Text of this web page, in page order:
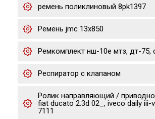
ремень поликлиновый 8pk1397
Ремень jmc 13х850
Ремкомплект нш-10е мтз, дт-75,
Респиратор с клапаном
Ролик направляющий /
fiat ducato 2.3d 02_, iveco daily iii-
7111